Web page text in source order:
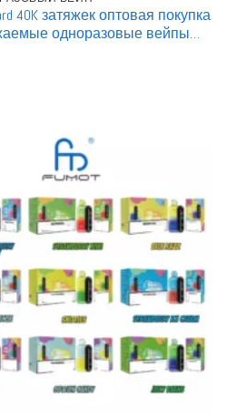
40K затяжек оптовая покупка
одноразовые вейпы